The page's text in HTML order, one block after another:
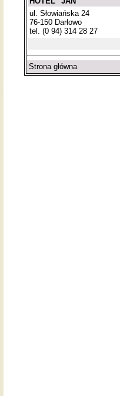
ul. Słowiańska 24
76-150 Darłowo
tel. (0 94) 314 28 27
Strona główna